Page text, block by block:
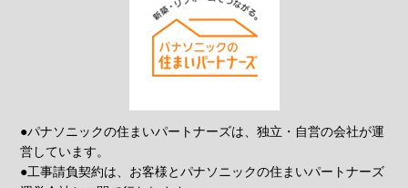
●パナソニックの住まいパートナーズは、独立・自営の会社が運
営しています。
●工事請負契約は、お客様とパナソニックの住まいパートナーズ